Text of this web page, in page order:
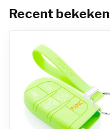
Recent bekeken